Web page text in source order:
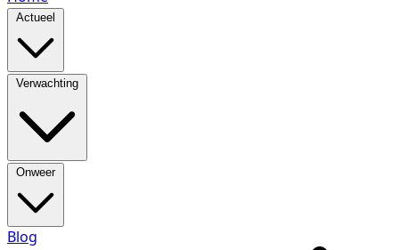
Actueel
Verwachting
Onweer
Blog